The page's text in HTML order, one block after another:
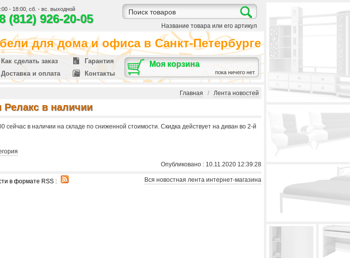
- 18:00, сб. - вс. выходной
(812) 926-20-05
Название товара или его артикул
для дома и офиса в Санкт-Петербурге
Как сделать заказ
Гарантия
Доставка и оплата Контакты
Моя корзина
пока ничего нет
Главная / Лента новостей
в наличии
сейчас в наличии на складе по сниженной стоимости. Скидка действует на диван во 2-й
Опубликовано : 10.11.2020 12:39:28
в формате RSS : Вся новостная лента интернет-магазина